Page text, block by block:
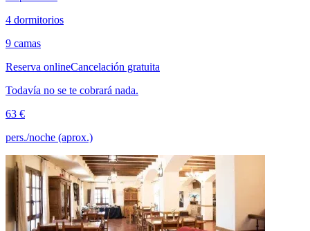
4 dormitorios
9 camas
Reserva onlineCancelación gratuita
Todavía no se te cobrará nada.
63 €
pers./noche (aprox.)